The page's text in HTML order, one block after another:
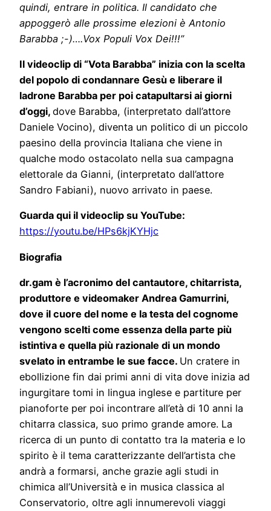
quindi, entrare in politica. Il candidato che
appoggerò alle prossime elezioni è Antonio
Barabba ;-)….Vox Populi Vox Dei!!!”
Il videoclip di “Vota Barabba” inizia con la scelta
del popolo di condannare Gesù e liberare il
ladrone Barabba per poi catapultarsi ai giorni
d’oggi, dove Barabba, (interpretato dall’attore
Daniele Vocino), diventa un politico di un piccolo
paesino della provincia Italiana che viene in
qualche modo ostacolato nella sua campagna
elettorale da Gianni, (interpretato dall’attore
Sandro Fabiani), nuovo arrivato in paese.
Guarda qui il videoclip su YouTube:
https://youtu.be/HPs6kjKYHjc
Biografia
dr.gam è l’acronimo del cantautore, chitarrista,
produttore e videomaker Andrea Gamurrini,
dove il cuore del nome e la testa del cognome
vengono scelti come essenza della parte più
istintiva e quella più razionale di un mondo
svelato in entrambe le sue facce. Un cratere in
ebollizione fin dai primi anni di vita dove inizia ad
ingurgitare tomi in lingua inglese e partiture per
pianoforte per poi incontrare all’età di 10 anni la
chitarra classica, suo primo grande amore. La
ricerca di un punto di contatto tra la materia e lo
spirito è il tema caratterizzante dell’artista che
andrà a formarsi, anche grazie agli studi in
chimica all’Università e in musica classica al
Conservatorio, oltre agli innumerevoli viaggi